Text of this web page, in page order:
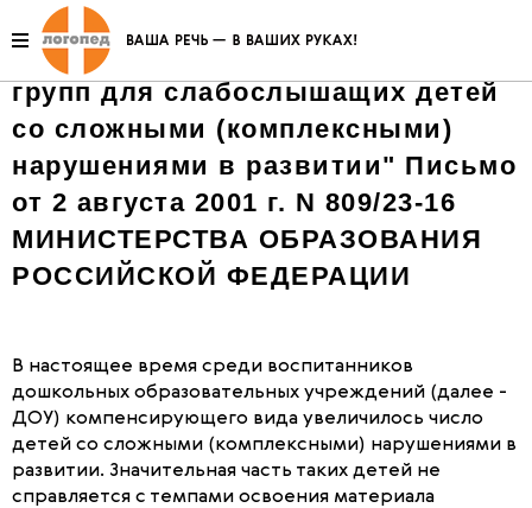
"Об организации в дошкольных
образовательных учреждениях
групп для слабослышащих детей
со сложными (комплексными)
нарушениями в развитии" Письмо
от 2 августа 2001 г. N 809/23-16
МИНИСТЕРСТВА ОБРАЗОВАНИЯ
РОССИЙСКОЙ ФЕДЕРАЦИИ
В настоящее время среди воспитанников
дошкольных образовательных учреждений (далее -
ДОУ) компенсирующего вида увеличилось число
детей со сложными (комплексными) нарушениями в
развитии. Значительная часть таких детей не
справляется с темпами освоения материала